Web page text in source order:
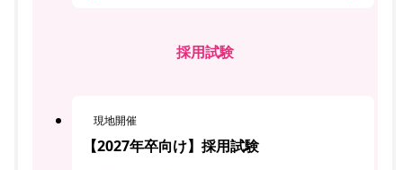
採用試験
現地開催
【2027年卒向け】採用試験